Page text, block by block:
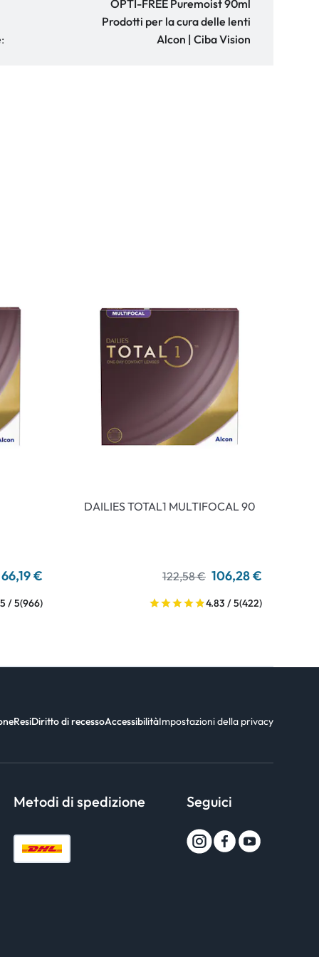
OPTI-FREE Puremoist 90ml
Prodotti per la cura delle lenti
Alcon | Ciba Vision
66,19 €
/ 5(966)
DAILIES TOTAL1 MULTIFOCAL 90
122,58 € 106,28 €
4.83 / 5(422)
ResiDiritto di recessoAccessibilitàImpostazioni della privacy
Metodi di spedizione Seguici